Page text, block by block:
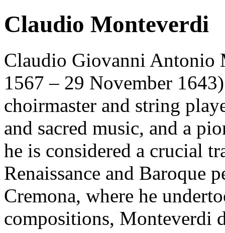
Claudio Monteverdi
Claudio Giovanni Antonio
1567 – 29 November
choirmaster and string
and sacred music, and a
he is considered a crucial
Renaissance and Baroque
Cremona, where he
compositions, Monteverdi